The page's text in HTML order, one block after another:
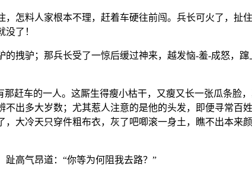
怎料人家根本不理，赶着车硬往前闯。兵长可火了，
了！
拽驴；那兵长受了一惊后缓过神来，越发恼-羞-成怒，
赶车的一人。这厮生得瘦小枯干，又瘦又长一张瓜条脸
出多大岁数；尤其惹人注意的是他的头发，即便寻常
大冷天只穿件粗布衣，灰了吧唧滚一身土，瞧不出本
高气昂道：“你等为何阻我去路？”